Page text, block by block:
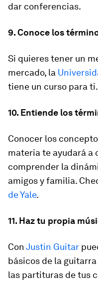
dar conferencias.
9. Conoce los
Si quieres tener un
mercado, la
tiene un curso para ti.
10. Entiende los
Conocer los
materia te ayudará a
comprender la
amigos y familia.
de Yale.
11. Haz tu propia
Con Justin Guitar
básicos de la
las partituras de tus